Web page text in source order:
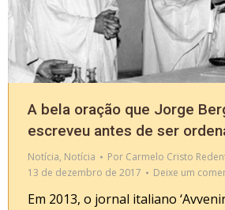
A bela oração que Jorge
escreveu antes de ser
Notícia, Notícia Por Carmelo Cristo
13 de dezembro de 2017
Deixe um
Em 2013, o jornal italiano